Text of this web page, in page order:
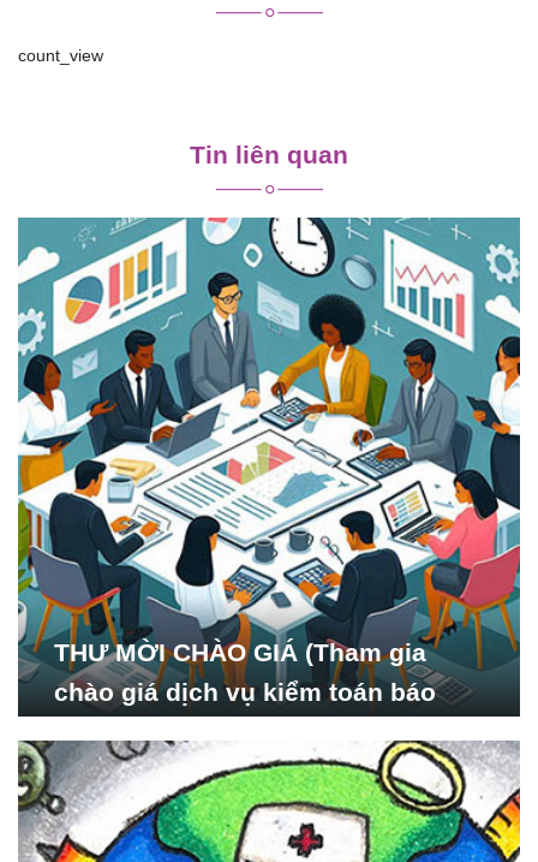
count_view
viết
Tin liên quan
THƯ MỜI CHÀO GIÁ (Tham gia
chào giá dịch vụ kiểm toán báo
Nghiên cứu Phát triển Xã
hội_ISDS)